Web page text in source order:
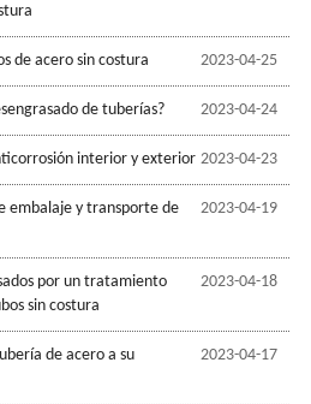
2023-04-25
de acero sin costura
2023-04-24
de tuberías?
2023-04-23
interior y exterior
2023-04-19
embalaje y transporte de
2023-04-18
​​por un tratamiento
sin costura
2023-04-17
de acero a su